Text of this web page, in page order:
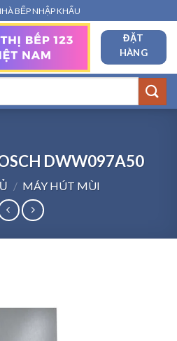
BẾP NHẬP KHẨU
ĐẶT
HÀNG
DWW097A50
/ MÁY HÚT MÙI